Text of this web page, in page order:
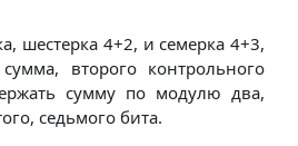
шестерка 4+2, и семерка 4+3,
второго контрольного
сумму по модулю два,
седьмого бита.